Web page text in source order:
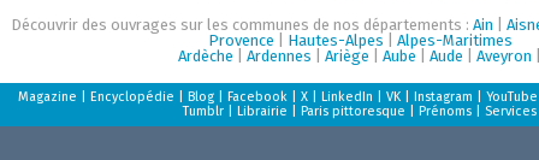
Découvrir des ouvrages sur les communes de nos départements :Ain |
Provence
Hautes-Alpes
Alpes-Maritimes
Ardèche |Ardennes |Ariège |Aube |Aude |Aveyron
Magazine |Encyclopédie |Blog |Facebook |X |LinkedIn |VK |Instagram |YouTube
Tumblr |Librairie |Paris pittoresque |Prénoms Services